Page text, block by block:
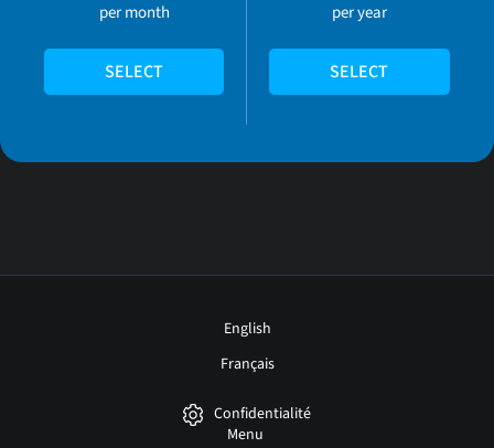
per month
SELECT
per year
SELECT
English
Français
Confidentialité
Menu